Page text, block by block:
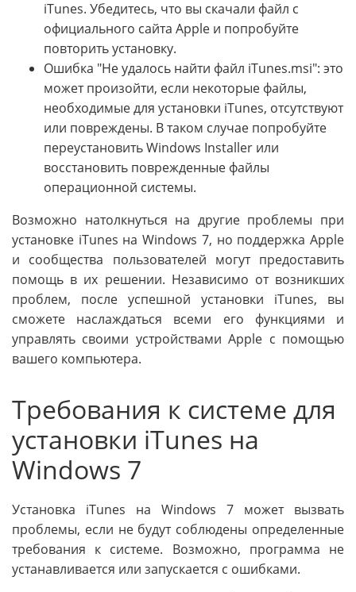
iTunes. Убедитесь, что вы скачали файл с
официального сайта Apple и попробуйте
повторить установку.
Ошибка "Не удалось найти файл iTunes.msi": это
может произойти, если некоторые файлы,
необходимые для установки iTunes, отсутствуют
или повреждены. В таком случае попробуйте
переустановить Windows Installer или
восстановить поврежденные файлы
операционной системы.
Возможно натолкнуться на другие проблемы при
установке iTunes на Windows 7, но поддержка Apple
и сообщества пользователей могут предоставить
помощь в их решении. Независимо от возникших
проблем, после успешной установки iTunes, вы
сможете наслаждаться всеми его функциями и
управлять своими устройствами Apple с помощью
вашего компьютера.
Требования к системе для
установки iTunes на
Windows 7
Установка iTunes на Windows 7 может вызвать
проблемы, если не будут соблюдены определенные
требования к системе. Возможно, программа не
устанавливается или запускается с ошибками.